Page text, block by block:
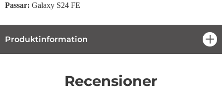
Passar: Galaxy S24 FE
Produktinformation
Recensioner